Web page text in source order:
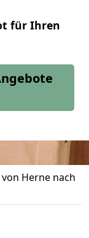
für Ihren
Herne nach